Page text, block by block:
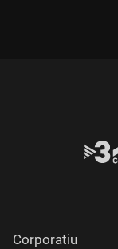
Corporatiu